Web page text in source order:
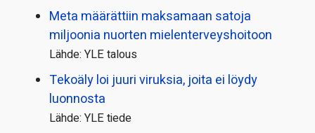
Meta määrättiin maksamaan satoja
miljoonia nuorten mielenterveyshoitoon
Lähde: YLE talous
Tekoäly loi juuri viruksia, joita ei löydy
luonnosta
Lähde: YLE tiede